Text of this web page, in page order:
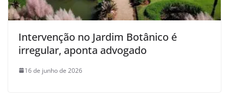
Intervenção no Jardim Botânico é
irregular, aponta advogado
16 de junho de 2026